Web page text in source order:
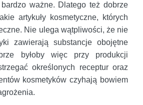
ważne. Dlatego też dobrze
artykuły kosmetyczne, których
Nie ulega wątpliwości, że nie
zawierają substancje obojętne
byłoby więc przy produkcji
określonych receptur oraz
kosmetyków czyhają bowiem